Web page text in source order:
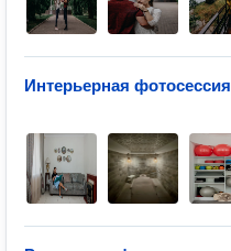
Интерьерная фотосессия